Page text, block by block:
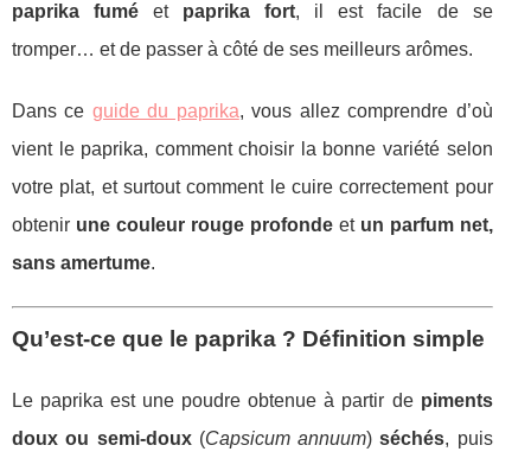
paprika fumé et paprika fort, il est facile de se
tromper… et de passer à côté de ses meilleurs arômes.
Dans ce guide du paprika, vous allez comprendre d’où
vient le paprika, comment choisir la bonne variété selon
votre plat, et surtout comment le cuire correctement pour
obtenir une couleur rouge profondeet un parfum net,
sans amertume.
Qu’est-ce que le paprika ? Définition simple
Le paprika est une poudre obtenue à partir de piments
doux ou semi-doux(Capsicum annuum)séchés, puis